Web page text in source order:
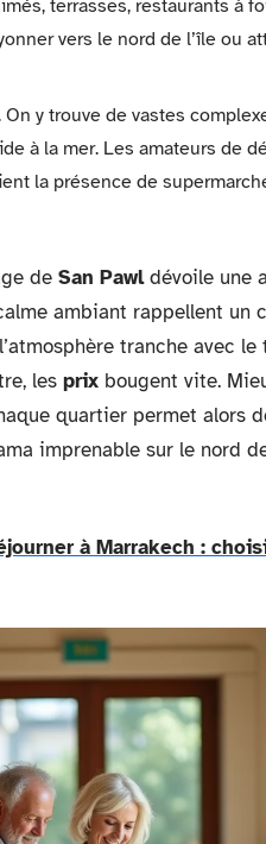
terrasses, restaurants à
vers le nord de l’île ou
y trouve de vastes
à la mer. Les amateurs de
la présence de
de San Pawldévoile une
ambiant rappellent un
tranche avec
les prix bougent vite.
quartier permet alors
imprenable sur le nord
à Marrakech :